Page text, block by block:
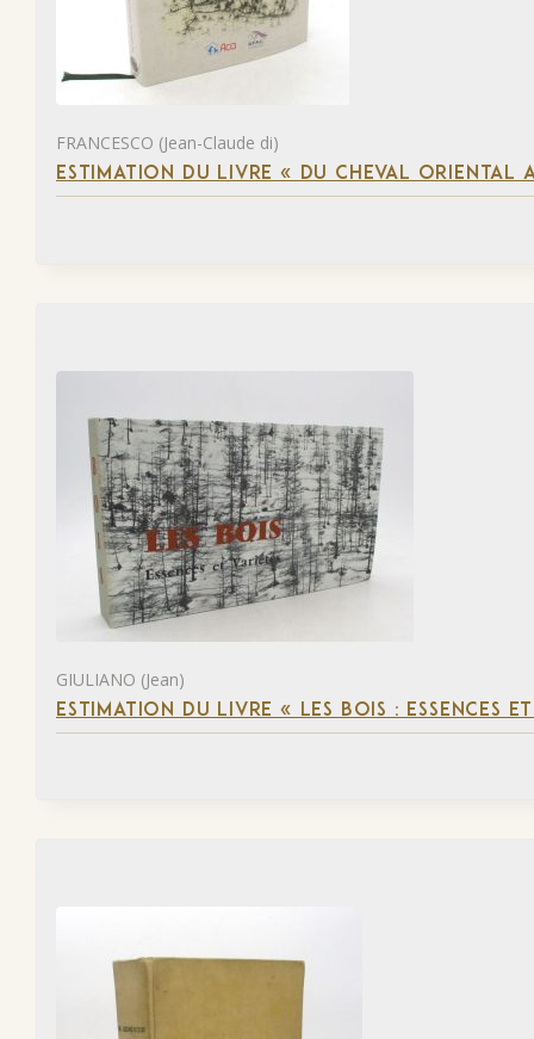
FRANCESCO (Jean-Claude di)
ESTIMATION DU LIVRE « DU CHEVAL ORIENTAL
GIULIANO (Jean)
ESTIMATION DU LIVRE « LES BOIS : ESSENCES